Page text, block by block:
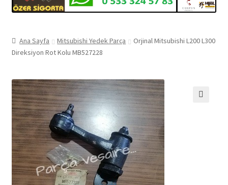
Ana Sayfa Mitsubishi Yedek Parça
Orjinal Mitsubishi L200 L300
Direksiyon Rot Kolu MB527228